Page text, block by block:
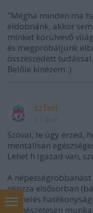
"Mégha minden ma
eldobnánk, akkor
minket körülvevő
és megpróbáljunk
összeszedett
Belőle kinézem :)
szferi
Szóval, te úgy érzed,
mentálisan
Lehet h igazad van,
A
okozza elsősorban
termelés
természetesen